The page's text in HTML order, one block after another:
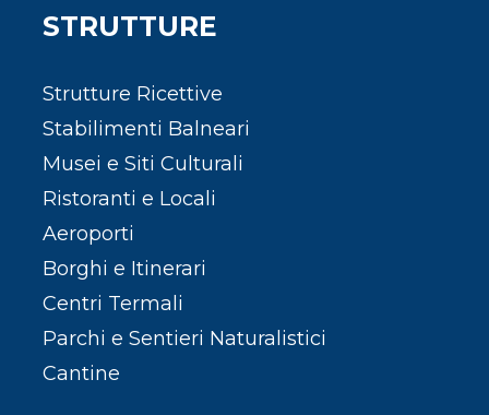
STRUTTURE
Strutture Ricettive
Stabilimenti Balneari
Musei e Siti Culturali
Ristoranti e Locali
Aeroporti
Borghi e Itinerari
Centri Termali
Parchi e Sentieri Naturalistici
Cantine